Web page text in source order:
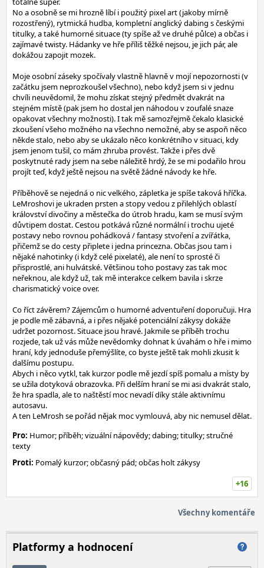
No a osobně se mi hrozně líbí i použitý pixel art (jakoby mírně
rozostřený), rytmická hudba, kompletní anglický dabing s českými
titulky, a také humorné situace (ty spíše až ve druhé půlce) a občas i
zajímavé twisty. Hádanky ve hře příliš těžké nejsou, je jich pár, ale
dokážou zapojit mozek.
Moje osobní záseky spočívaly vlastně hlavně v mojí nepozornosti (v
začátku jsem neprozkoušel všechno), nebo když jsem si v jednu
chvíli neuvědomil, že mohu získat stejný předmět dvakrát na
stejném místě (pak jsem ho dostal jen náhodou v zoufalé snaze
opakovat všechny možnosti). I tak mě samozřejmě čekalo klasické
zkoušení všeho možného na všechno nemožné, aby se aspoň něco
někde stalo, nebo aby se ukázalo něco konkrétního v situaci, kdy
jsem jenom tušil, co mám zhruba provést. Takže i přes dvě
poskytnuté rady jsem na sebe náležitě hrdý, že se mi podařilo hrou
projít teď, když ještě nejsou na světě žádné návody ke hře.
Příběhově se nejedná o nic velkého, zápletka je spíše taková hříčka.
LeMroshovi je ukraden prsten a stopy vedou z přilehlých oblastí
království divočiny a městečka do útrob hradu, kam se musí svým
důvtipem dostat. Cestou potkává různé normální i trochu ujeté
postavy nebo rovnou pohádková / fantasy stvoření a zvířátka,
přičemž se do cesty připlete i jedna princezna. Občas jsou tam i
nějaké nahotinky (i když celé pixelaté), ale není to sprosté či
přisprostlé, ani hulvátské. Většinou toho postavy zas tak moc
neřeknou, ale když už, tak mě interakce celkem bavila i skrze
charismatický voice over.
Co říct závěrem? Zájemcům o humorné adventuření doporučuji. Hra
je podle mě zábavná, a i přes nějaké potenciální zákysy dokáže
udržet pozornost. Situace jsou hravé. Jakmile se příběh trochu
rozjede, tak už vás může nevědomky dohnat k úvahám o hře i mimo
hraní, kdy jednoduše přemýšlíte, co byste ještě tak mohli zkusit k
dalšímu postupu.
Abych i něco vytkl, tak kurzor podle mě jezdí spíš pomalu a místy by
se užila dotyková obrazovka. Při delším hraní se mi asi dvakrát stalo,
že hra spadla, ale to naštěstí moc nevadí díky stále aktivnímu
autosavu.
A ten LeMrosh se pořád nějak moc vymlouvá, aby nic nemusel dělat.
Pro: Humor; příběh; vizuální nápovědy; dabing; titulky; stručné
texty
Proti: Pomalý kurzor; občasný pád; občas holt zákysy
+16
Všechny komentáře
Platformy a hodnocení